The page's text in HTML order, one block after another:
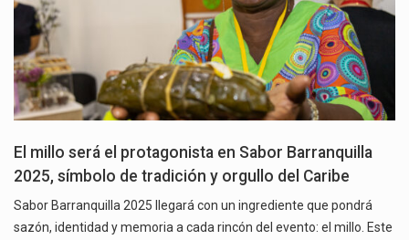
El millo será el protagonista en Sabor Barranquilla
2025, símbolo de tradición y orgullo del Caribe
Sabor Barranquilla 2025 llegará con un ingrediente que pondrá
sazón, identidad y memoria a cada rincón del evento: el millo. Este